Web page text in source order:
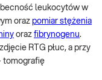
leukocytów w
oraz pomiar stężenia
oraz fibrynogenu.
RTG płuc, a przy
tomografię